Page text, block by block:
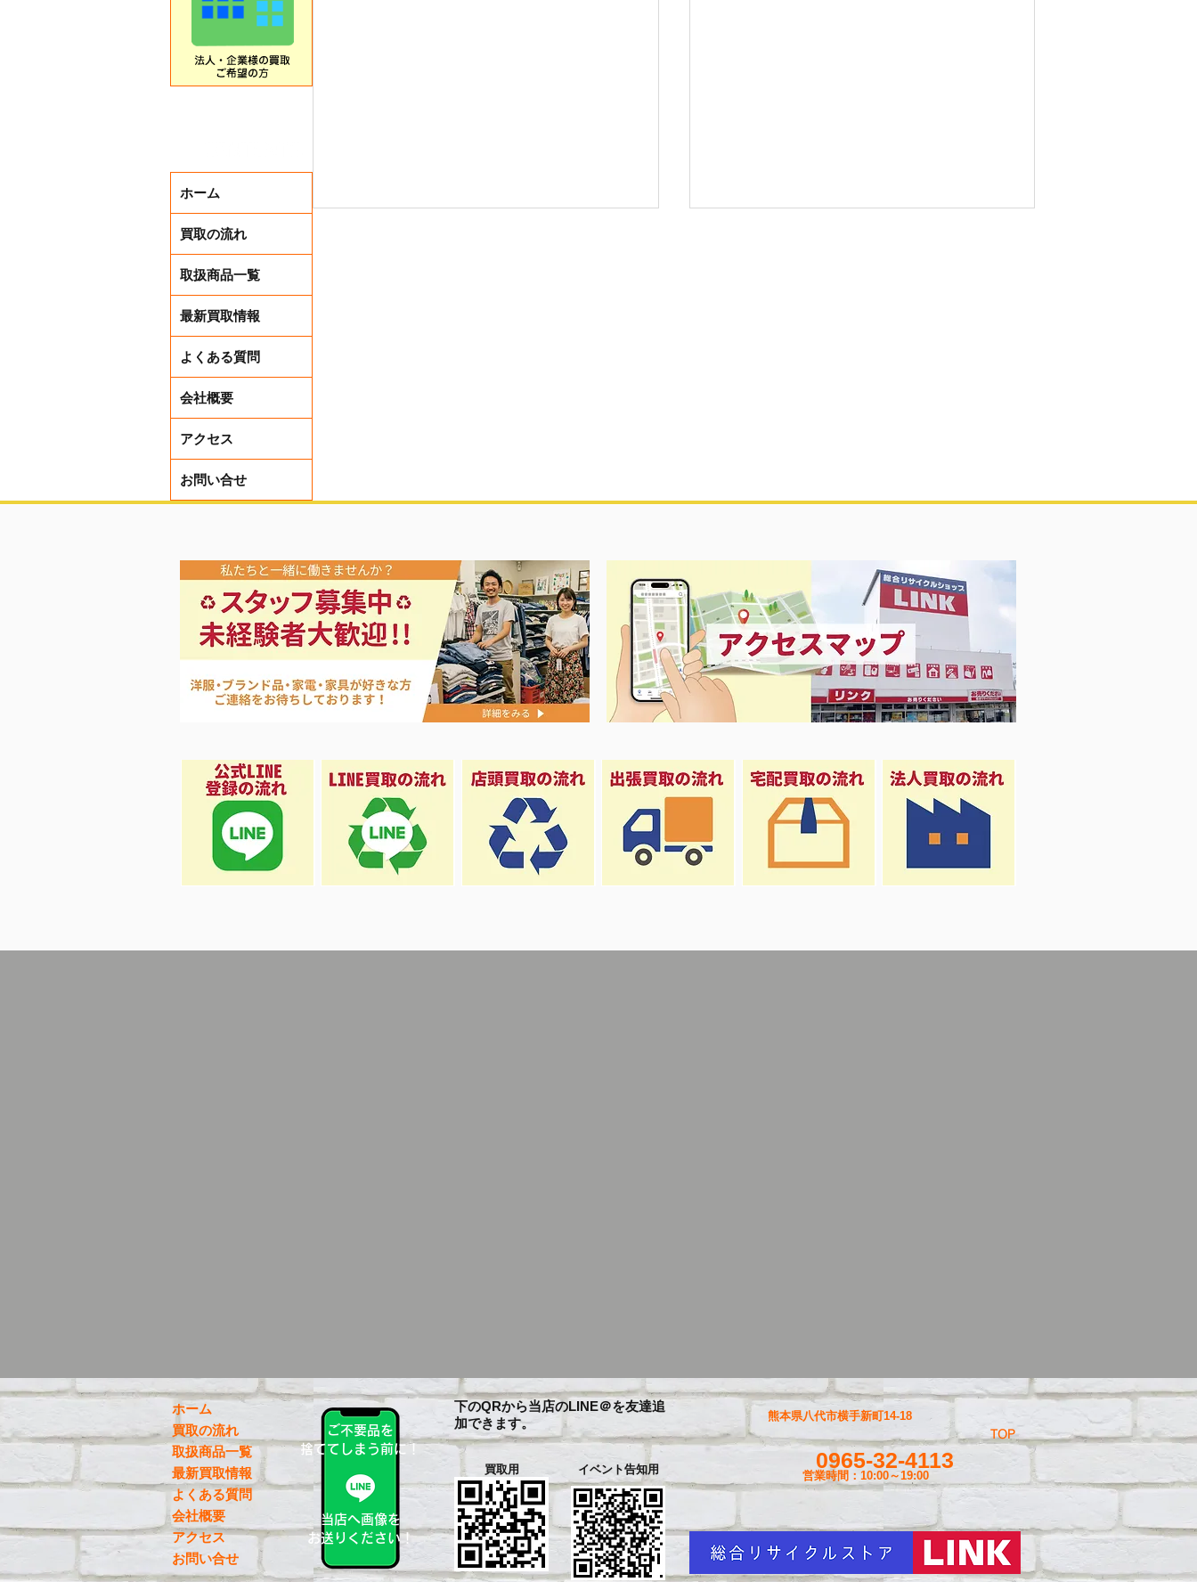
ホーム
買取の流れ
取扱商品一覧
最新買取情報
よくある質問
会社概要
アクセス
お問い合せ
ホーム
買取の流れ
取扱商品一覧
最新買取情報
よくある質問
会社概要
アクセス
お問い合せ
ご不要品を
捨ててしまう前に！
当店へ画像を
お送りください！
下のQRから当店のLINE＠を友達追
加できます。
買取用 イベント告知用
TOP
0965-32-4113
営業時間：10:00～19:00
熊本県八代市横手新町14-18